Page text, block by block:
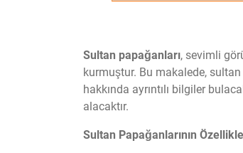
Sultan papağanları, sevimli
kurmuştur. Bu makalede, sultan
hakkında ayrıntılı bilgiler
alacaktır.
Sultan Papağanlarının